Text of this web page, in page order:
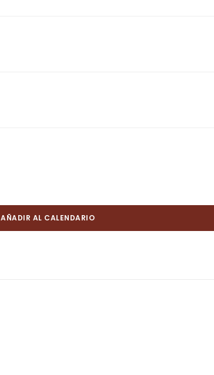
AÑADIR AL CALENDARIO